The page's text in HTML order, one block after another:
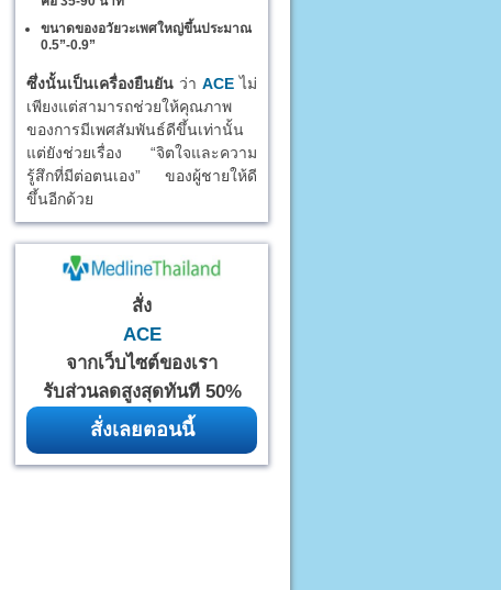
ขนาดของอวัยวะเพศใหญ่ขึ้นประมาณ
0.5”-0.9”
ซึ่งนั้นเป็นเครื่องยืนยัน ว่า ACE ไม่
เพียงแต่สามารถช่วยให้คุณภาพ
ของการมีเพศสัมพันธ์ดีขึ้นเท่านั้น
แต่ยังช่วยเรื่อง “จิตใจและความ
รู้สึกที่มีต่อตนเอง” ของผู้ชายให้ดี
ขึ้นอีกด้วย
สั่ง
ACE
จากเว็บไซต์ของเรา
รับส่วนลดสูงสุดทันที 50%
สั่งเลยตอนนี้